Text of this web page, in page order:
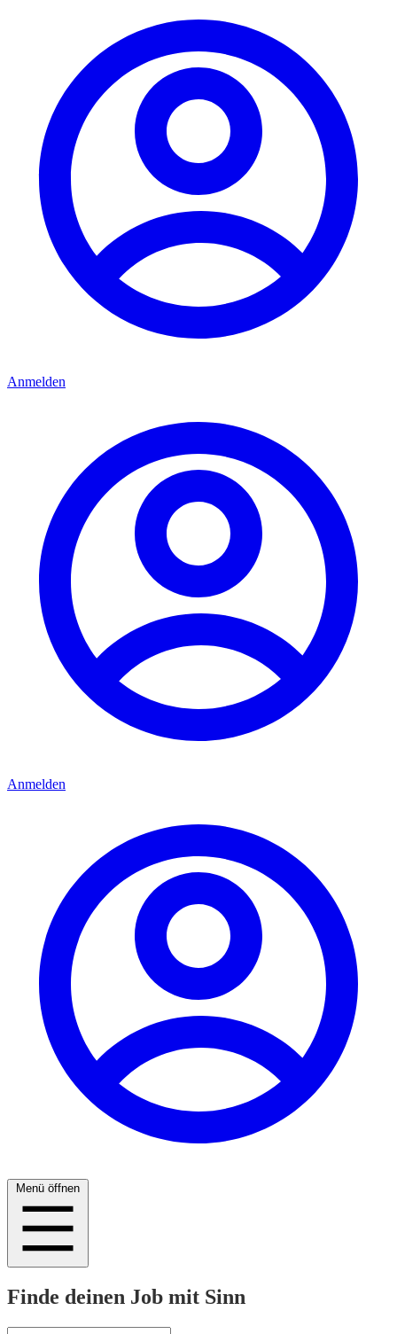
Anmelden
Anmelden
Menü öffnen
Finde deinen Job mit Sinn